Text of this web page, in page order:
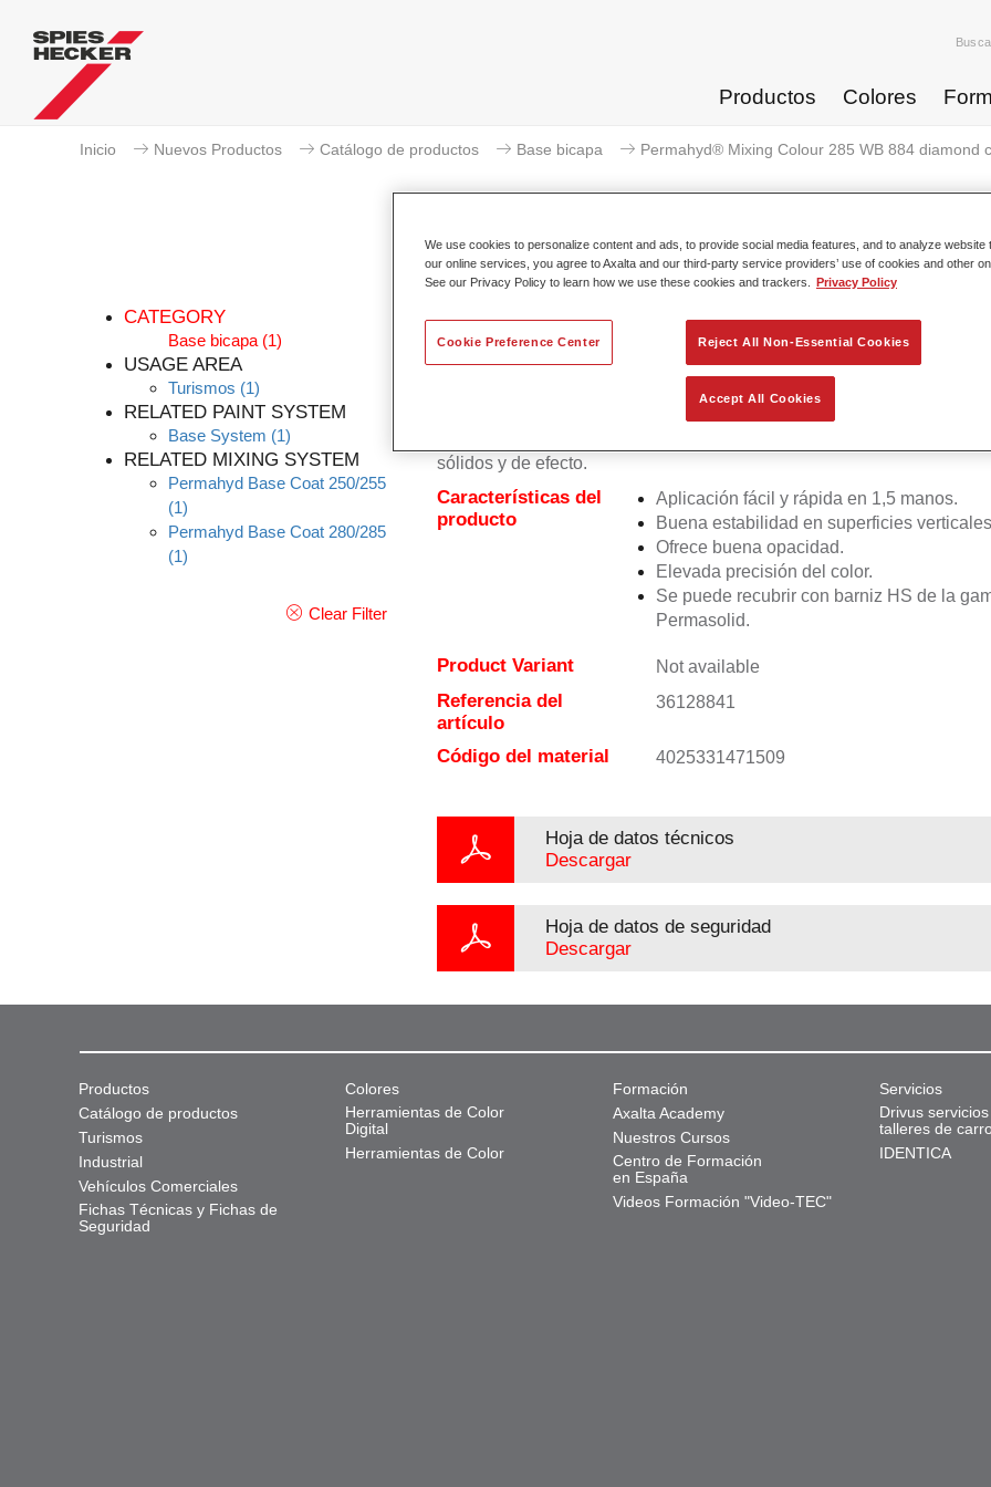
Productos Colores
Inicio Nuevos Productos Catálogo de productos Base bicapa Permahyd® Mixing Colour 285 WB 884 diamond
CATEGORY
Base bicapa (1)
USAGE AREA
Turismos (1)
RELATED PAINT SYSTEM
Base System (1)
RELATED MIXING SYSTEM
Permahyd Base Coat 250/255
(1)
Permahyd Base Coat 280/285
(1)
Clear Filter
Permahyd® Mixing Colour 285
El básico Permahyd Base Bicapa 285 se puede usar con Permahyd
sólidos y de efecto.
Características del
producto
Aplicación fácil y rápida en 1,5 manos.
Buena estabilidad en superficies
Ofrece buena opacidad.
Elevada precisión del color.
Se puede recubrir con barniz HS de la
Permasolid.
Product Variant Not available
Referencia del
artículo
36128841
Código del material 4025331471509
Hoja de datos técnicos
Descargar
Hoja de datos de seguridad
Descargar
Productos
Catálogo de productos
Turismos
Industrial
Vehículos Comerciales
Fichas Técnicas y Fichas de
Seguridad
Colores
Herramientas de Color
Digital
Herramientas de Color
Formación
Axalta Academy
Nuestros Cursos
Centro de Formación
en España
Videos Formación "Video-TEC"
Servicios
Drivus
talleres de
IDENTICA
We use cookies to personalize content and ads, to provide social media features, and to analyze website
our online services, you agree to Axalta and our third-party service providers’ use of cookies and other
See our Privacy Policy to learn how we use these cookies and trackers.
Privacy Policy
Reject All Non-Essential Cookies
Accept All Cookies
Cookie Preference Center